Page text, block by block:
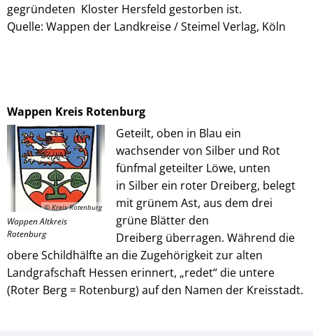
gegründeten Kloster Hersfeld gestorben ist.
Quelle: Wappen der Landkreise / Steimel Verlag, Köln
Wappen Kreis Rotenburg
© Kreis Rotenburg
Wappen Altkreis
Rotenburg
Geteilt, oben in Blau ein
wachsender von Silber und Rot
fünfmal geteilter Löwe, unten
in Silber ein roter Dreiberg, belegt
mit grünem Ast, aus dem drei
grüne Blätter den
Dreiberg überragen. Während die
obere Schildhälfte an die Zugehörigkeit zur alten
Landgrafschaft Hessen erinnert, „redet“ die untere
(Roter Berg = Rotenburg) auf den Namen der Kreisstadt.